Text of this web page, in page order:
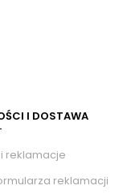
I DOSTAWA
reklamacje
reklamacji